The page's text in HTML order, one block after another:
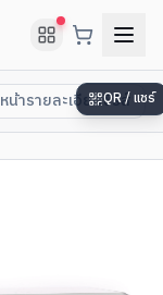
หน้ารายละเอียดซีรีส์QR / แชร์